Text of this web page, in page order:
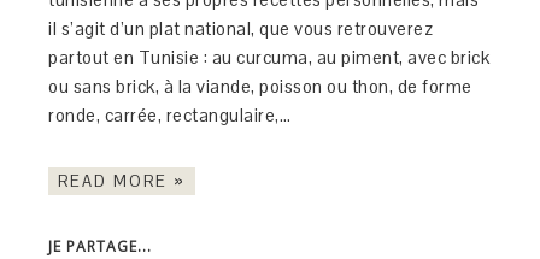
il s’agit d’un plat national, que vous retrouverez
partout en Tunisie : au curcuma, au piment, avec brick
ou sans brick, à la viande, poisson ou thon, de forme
ronde, carrée, rectangulaire,…
READ MORE »
JE PARTAGE...